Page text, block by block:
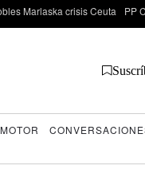
Marlaska crisis Ceuta PP
MOTOR